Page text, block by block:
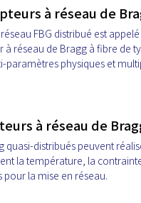
à réseau de
FBG distribué est
réseau de Bragg à fibre de
paramètres physiques et
à réseau de
quasi-distribués peuvent
la température, la
la mise en réseau.